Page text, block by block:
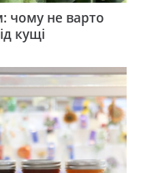
чому не варто
кущі